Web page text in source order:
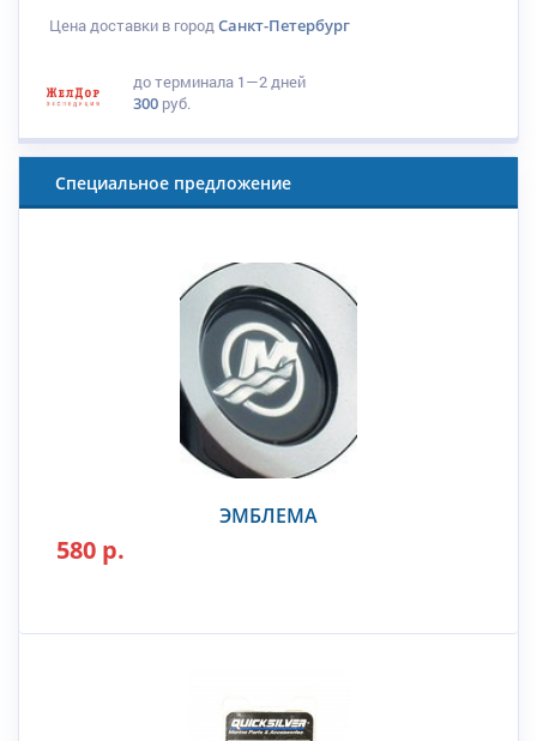
Цена доставки в городСанкт-Петербург
до терминала 1—2 дней
300 руб.
Специальное предложение
ЭМБЛЕМА
580 р.